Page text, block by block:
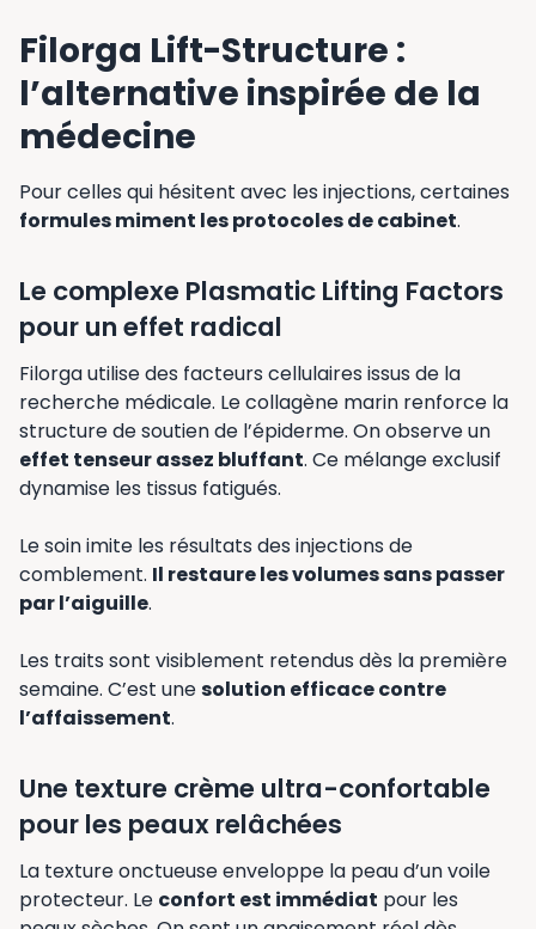
Filorga Lift-Structure :
l’alternative inspirée de la
médecine
Pour celles qui hésitent avec les injections, certaines
formules miment les protocoles de cabinet.
Le complexe Plasmatic Lifting Factors
pour un effet radical
Filorga utilise des facteurs cellulaires issus de la
recherche médicale. Le collagène marin renforce la
structure de soutien de l’épiderme. On observe un
effet tenseur assez bluffant. Ce mélange exclusif
dynamise les tissus fatigués.
Le soin imite les résultats des injections de
comblement. Il restaure les volumes sans passer
par l’aiguille.
Les traits sont visiblement retendus dès la première
semaine. C’est unesolution efficace contre
l’affaissement.
Une texture crème ultra-confortable
pour les peaux relâchées
La texture onctueuse enveloppe la peau d’un voile
protecteur. Le confort est immédiat pour les